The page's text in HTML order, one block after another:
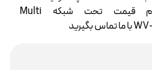
S8531N، جهت استعلام قیمت تحت شبکه Multi